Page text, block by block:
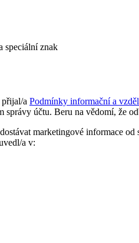
speciální znak
a Podmínky informační a
správy účtu. Beru na vědomí, že
marketingové informace
a v: